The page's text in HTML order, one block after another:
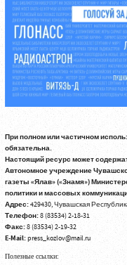
При полном или частичном
обязательна.
Настоящий ресурс может
Автономное учреждение
газеты «Ялав» («Знамя»)
политики и массовых
Адрес:429430, Чувашская
Телефон:8 (83534) 2-18-31
Факс:8 (83534) 2-19-32
E-Mail:press_kozlov@mail.ru
Полезные ссылки: